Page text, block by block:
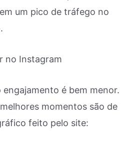
um pico de tráfego no
é bem menor.
momentos são de
feito pelo site: